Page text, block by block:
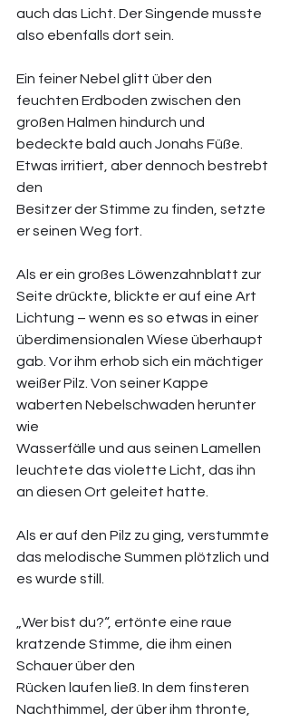
auch das Licht. Der Singende musste
also ebenfalls dort sein.
Ein feiner Nebel glitt über den
feuchten Erdboden zwischen den
großen Halmen hindurch und
bedeckte bald auch Jonahs Füße.
Etwas irritiert, aber dennoch bestrebt
den
Besitzer der Stimme zu finden, setzte
er seinen Weg fort.
Als er ein großes Löwenzahnblatt zur
Seite drückte, blickte er auf eine Art
Lichtung – wenn es so etwas in einer
überdimensionalen Wiese überhaupt
gab. Vor ihm erhob sich ein mächtiger
weißer Pilz. Von seiner Kappe
waberten Nebelschwaden herunter
wie
Wasserfälle und aus seinen Lamellen
leuchtete das violette Licht, das ihn
an diesen Ort geleitet hatte.
Als er auf den Pilz zu ging, verstummte
das melodische Summen plötzlich und
es wurde still.
„Wer bist du?“, ertönte eine raue
kratzende Stimme, die ihm einen
Schauer über den
Rücken laufen ließ. In dem finsteren
Nachthimmel, der über ihm thronte,